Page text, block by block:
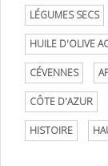
LÉGUMES SECS
HUILE D'OLIVE
CÉVENNES
CÔTE D'AZUR
HISTOIRE